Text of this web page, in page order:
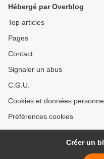
Hébergé par Overblog
Top articles
Pages
Contact
Signaler un abus
C.G.U.
Cookies et données
Préférences cookies
Créer un